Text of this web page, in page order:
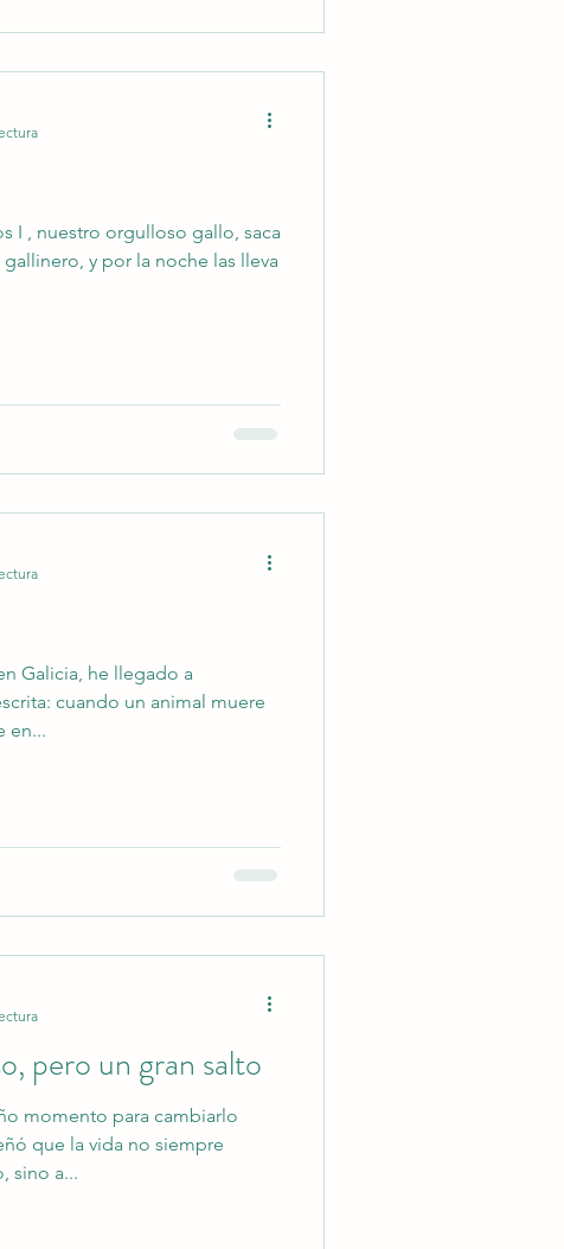
I , nuestro orgulloso gallo, saca
y por la noche las lleva
Galicia, he llegado a
cuando un animal muere
en...
pero un gran salto
momento para cambiarlo
que la vida no siempre
sino a...